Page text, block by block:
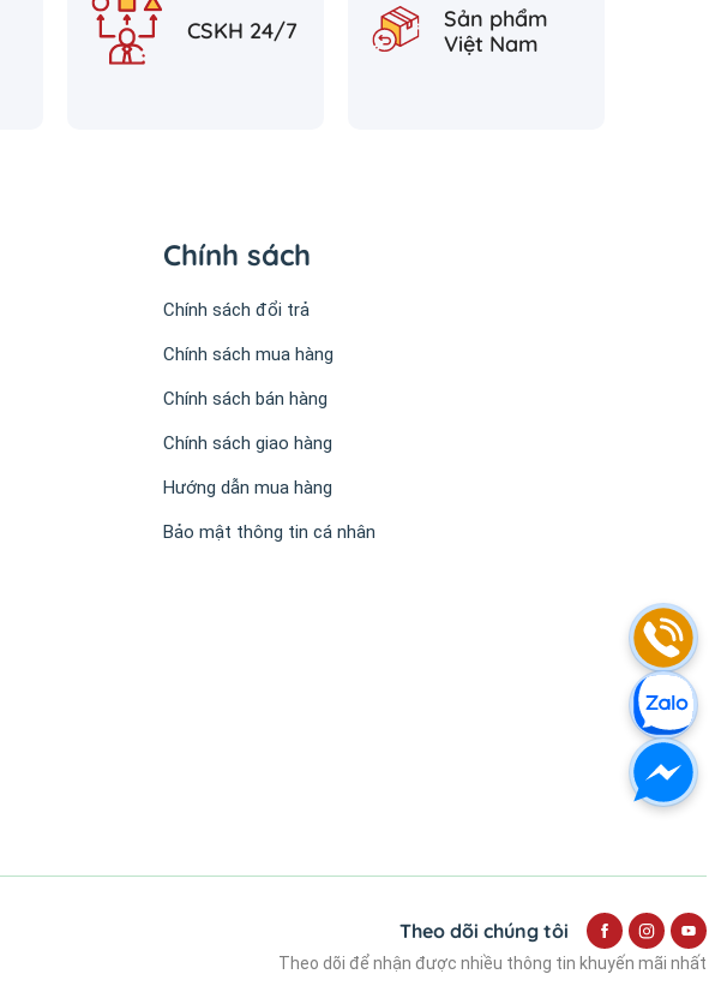
CSKH 24/7
Sản phẩm
Việt Nam
Chính sách
Chính sách đổi trả
Chính sách mua hàng
Chính sách bán hàng
Chính sách giao hàng
Hướng dẫn mua hàng
Bảo mật thông tin cá nhân
Theo dõi chúng tôi
Theo dõi để nhận được nhiều thông tin khuyến mãi nhất